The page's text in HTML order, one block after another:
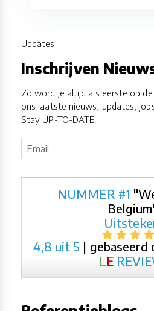
Updates
Inschrijven
Zo word je altijd als eerste op
ons laatste nieuws, updates,
Stay UP-TO-DATE!
NUMMER #1
4,8 uit 5 | gebaseerd
LE